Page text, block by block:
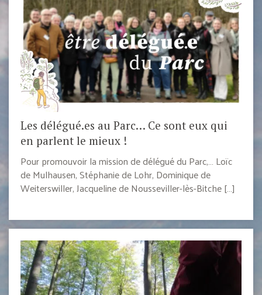
Les délégué.es au Parc… Ce sont eux qui
en parlent le mieux !
Pour promouvoir la mission de délégué du Parc,… Loïc
de Mulhausen, Stéphanie de Lohr, Dominique de
Weiterswiller, Jacqueline de Nousseviller-lès-Bitche […]